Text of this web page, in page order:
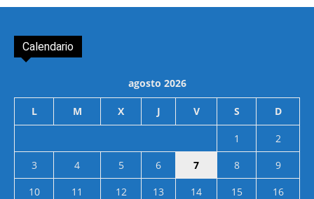
Calendario
agosto 2026
L M X J V S D
1
2
3
4 5 6 7 8
9
10
11 12 13 14 15
16